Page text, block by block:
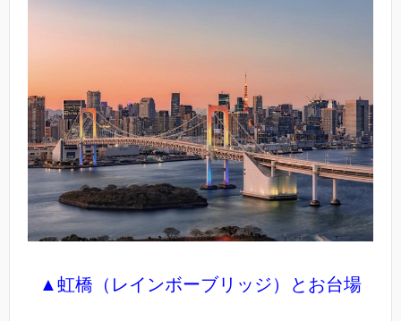
▲虹橋（レインボーブリッジ）とお台場